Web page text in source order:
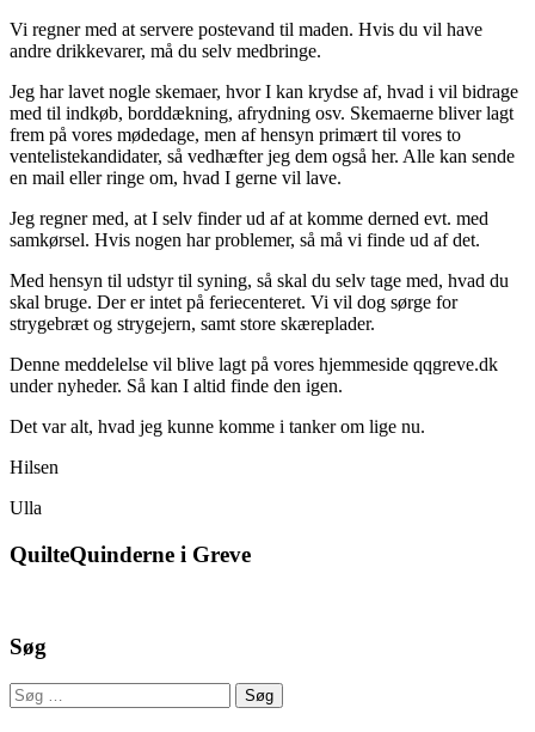
Vi regner med at servere postevand til maden. Hvis du vil have
andre drikkevarer, må du selv medbringe.
Jeg har lavet nogle skemaer, hvor I kan krydse af, hvad i vil bidrage
med til indkøb, borddækning, afrydning osv. Skemaerne bliver lagt
frem på vores mødedage, men af hensyn primært til vores to
ventelistekandidater, så vedhæfter jeg dem også her. Alle kan sende
en mail eller ringe om, hvad I gerne vil lave.
Jeg regner med, at I selv finder ud af at komme derned evt. med
samkørsel. Hvis nogen har problemer, så må vi finde ud af det.
Med hensyn til udstyr til syning, så skal du selv tage med, hvad du
skal bruge. Der er intet på feriecenteret. Vi vil dog sørge for
strygebræt og strygejern, samt store skæreplader.
Denne meddelelse vil blive lagt på vores hjemmeside qqgreve.dk
under nyheder. Så kan I altid finde den igen.
Det var alt, hvad jeg kunne komme i tanker om lige nu.
Hilsen
Ulla
QuilteQuinderne i Greve
Søg
Søg
efter: